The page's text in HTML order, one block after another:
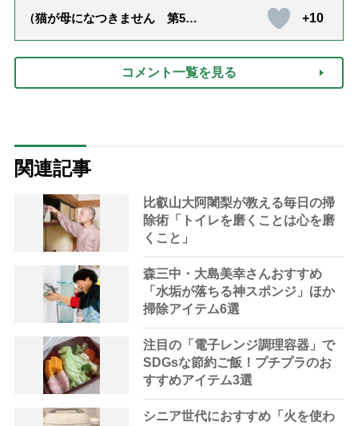
（猫が母になつきません 第500
+10
コメント一覧を見る
関連記事
比叡山大阿闍梨が教える毎日の掃
除術「トイレを磨くことは心を磨
くこと」
森三中・大島美幸さんおすすめ
「水垢が落ちる神スポンジ」ほか
掃除アイテム6選
注目の「電子レンジ調理容器」で
SDGsな節約ご飯！プチプラのお
すすめアイテム3選
シニア世代におすすめ「火を使わ